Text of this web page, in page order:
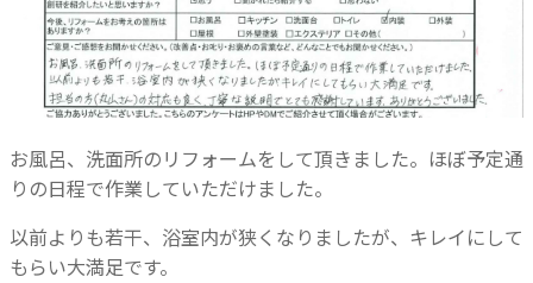
お風呂、洗面所のリフォームをして頂きました。ほぼ予定通
りの日程で作業していただけました。
以前よりも若干、浴室内が狭くなりましたが、キレイにして
もらい大満足です。